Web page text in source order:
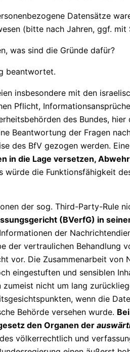
Datensätze
(bitte nach Jahren, ggf.
was sind die Gründe dafür?
beantwortet.
insbesondere mit den
Pflicht,
des Bundes,
Beantwortung der Fragen
des BfV gezogen werden.
in die Lage versetzen,
die Funktionsfähigkeit
der sog. Third-Party-Rule
(BVerfG) in
der
der vertraulichen
vor. Die Zusammenarbeit
eingestuften und sensiblen
nicht um lang
wenn die
Behörde versehen wurde.
den Organen der
völkerrechtlich und